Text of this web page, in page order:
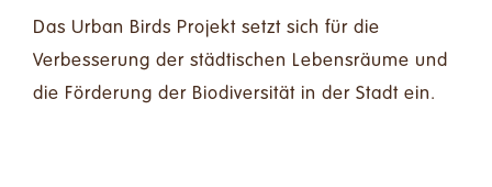
Das Urban Birds Projekt setzt sich für die
Verbesserung der städtischen Lebensräume und
die Förderung der Biodiversität in der Stadt ein.